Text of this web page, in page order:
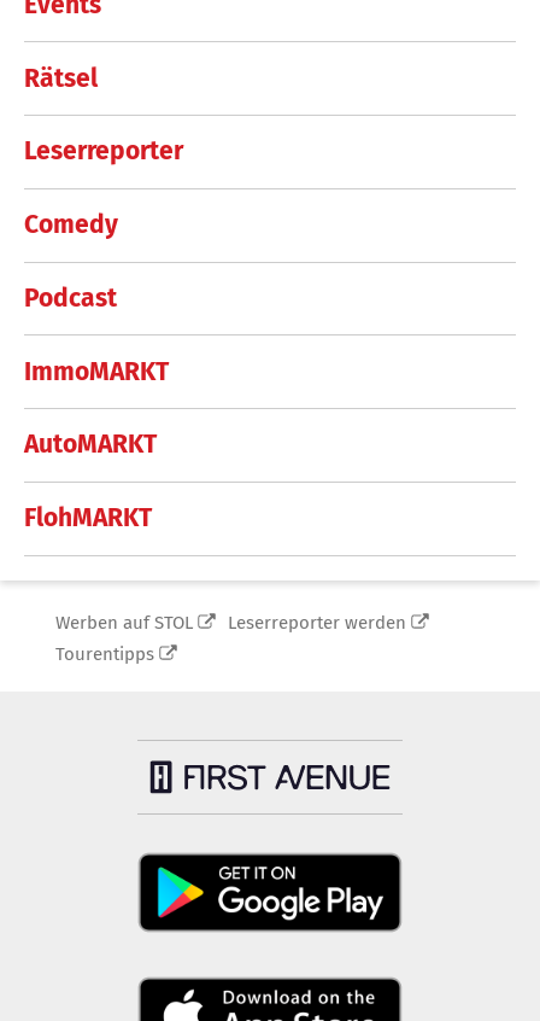
Rätsel
Leserreporter
Comedy
Podcast
ImmoMARKT
AutoMARKT
FlohMARKT
Werben auf STOL
Leserreporter werden
Tourentipps